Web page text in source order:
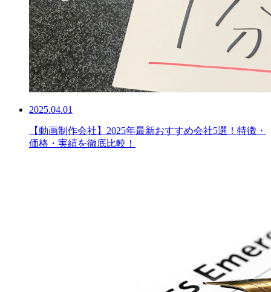
2025.04.01
【動画制作会社】2025年最新おすすめ会社5選！特徴・
価格・実績を徹底比較！